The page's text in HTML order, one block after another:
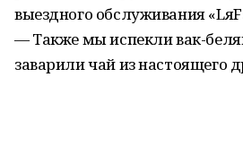
выездного обслуживания
— Также мы испекли вак-
заварили чай из настоящего